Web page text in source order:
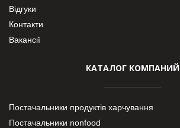
Відгуки
Контакти
Вакансії
КАТАЛОГ КОМПАНИЙ
Постачальники продуктів харчування
Постачальники nonfood